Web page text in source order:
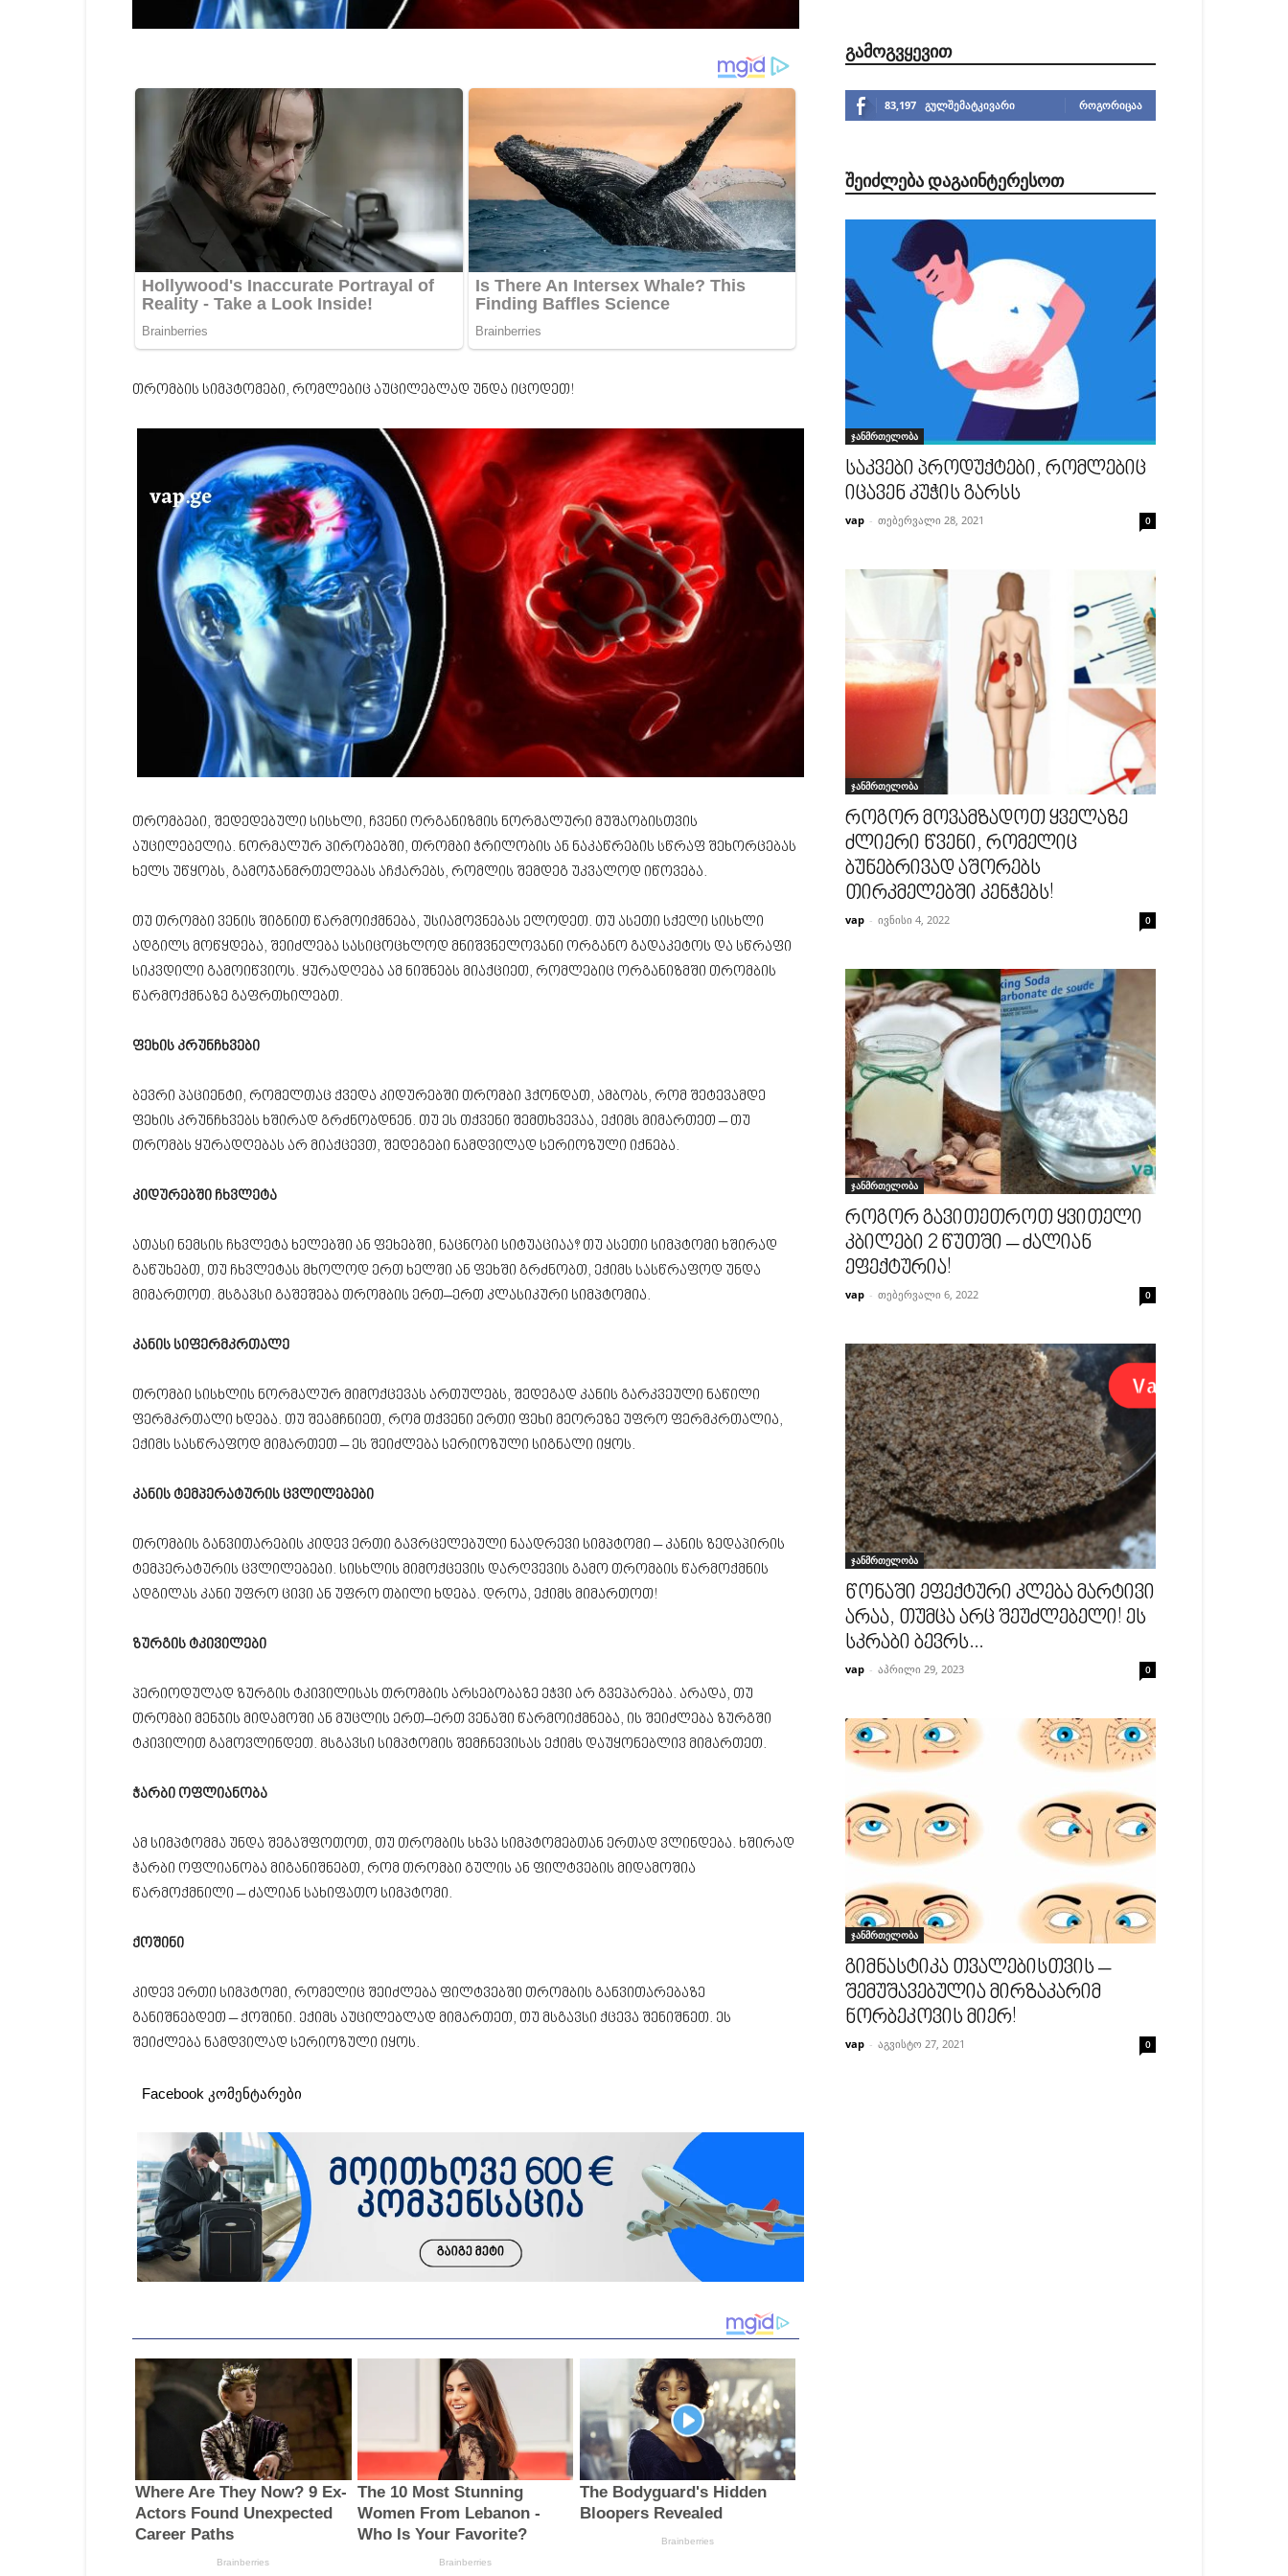
თრომბის სიმპტომები, რომლებიც აუცილებლად უნდა იცოდეთ!
თრომბები, შედედებული სისხლი, ჩვენი ორგანიზმის ნორმალური მუშაობისთვის
აუცილებელია. ნორმალურ პირობებში, თრომბი ჭრილობის ან ნაკაწრების სწრაფ შეხორცებას
ხელს უწყობს, გამოჯანმრთელებას აჩქარებს, რომლის შემდეგ უკვალოდ იწოვება.
თუ თრომბი ვენის შიგნით წარმოიქმნება, უსიამოვნებას ელოდეთ. თუ ასეთი სქელი სისხლი
ადგილს მოწყდება, შეიძლება სასიცოცხლოდ მნიშვნელოვანი ორგანო გადაკეტოს და სწრაფი
სიკვდილი გამოიწვიოს. ყურადღება ამ ნიშნებს მიაქციეთ, რომლებიც ორგანიზმში თრომბის
წარმოქმნაზე გაფრთხილებთ.
ფეხის კრუნჩხვები
ბევრი პაციენტი, რომელთაც ქვედა კიდურებში თრომბი ჰქონდათ, ამბობს, რომ შეტევამდე
ფეხის კრუნჩხვებს ხშირად გრძნობდნენ. თუ ეს თქვენი შემთხვევაა, ექიმს მიმართეთ – თუ
თრომბს ყურადღებას არ მიაქცევთ, შედეგები ნამდვილად სერიოზული იქნება.
კიდურებში ჩხვლეტა
ათასი ნემსის ჩხვლეტა ხელებში ან ფეხებში, ნაცნობი სიტუაციაა? თუ ასეთი სიმპტომი ხშირად
გაწუხებთ, თუ ჩხვლეტას მხოლოდ ერთ ხელში ან ფეხში გრძნობთ, ექიმს სასწრაფოდ უნდა
მიმართოთ. მსგავსი გაშეშება თრომბის ერთ–ერთ კლასიკური სიმპტომია.
კანის სიფერმკრთალე
თრომბი სისხლის ნორმალურ მიმოქცევას ართულებს, შედეგად კანის გარკვეული ნაწილი
ფერმკრთალი ხდება. თუ შეამჩნიეთ, რომ თქვენი ერთი ფეხი მეორეზე უფრო ფერმკრთალია,
ექიმს სასწრაფოდ მიმართეთ – ეს შეიძლება სერიოზული სიგნალი იყოს.
კანის ტემპერატურის ცვლილებები
თრომბის განვითარების კიდევ ერთი გავრცელებული ნაადრევი სიმპტომი – კანის ზედაპირის
ტემპერატურის ცვლილებები. სისხლის მიმოქცევის დარღვევის გამო თრომბის წარმოქმნის
ადგილას კანი უფრო ცივი ან უფრო თბილი ხდება. დროა, ექიმს მიმართოთ!
ზურგის ტკივილები
პერიოდულად ზურგის ტკივილისას თრომბის არსებობაზე ეჭვი არ გვეპარება. არადა, თუ
თრომბი მენჯის მიდამოში ან მუცლის ერთ–ერთ ვენაში წარმოიქმნება, ის შეიძლება ზურგში
ტკივილით გამოვლინდეთ. მსგავსი სიმპტომის შემჩნევისას ექიმს დაუყონებლივ მიმართეთ.
ჭარბი ოფლიანობა
ამ სიმპტომმა უნდა შეგაშფოთოთ, თუ თრომბის სხვა სიმპტომებთან ერთად ვლინდება. ხშირად
ჭარბი ოფლიანობა მიგანიშნებთ, რომ თრომბი გულის ან ფილტვების მიდამოშია
წარმოქმნილი – ძალიან სახიფათო სიმპტომი.
ქოშინი
კიდევ ერთი სიმპტომი, რომელიც შეიძლება ფილტვებში თრომბის განვითარებაზე
განიშნებდეთ – ქოშინი. ექიმს აუცილებლად მიმართეთ, თუ მსგავსი ქცევა შენიშნეთ. ეს
შეიძლება ნამდვილად სერიოზული იყოს.
Facebook კომენტარები
ᲒᲐᲛᲝᲒᲕᲧᲔᲕᲘᲗ
83,197 გულშემატკივარი ᲠᲝᲒᲝᲠᲘᲪᲐᲐ
ᲨᲔᲘᲫᲚᲔᲑᲐ ᲓᲐᲒᲐᲘᲜᲢᲔᲠᲔᲡᲝᲗ
ჯანმრთელობა
საკვები პროდუქტები, რომლებიც
იცავენ კუჭის გარსს
vap - თებერვალი 28, 2021 0
ჯანმრთელობა
როგორ მოვამზადოთ ყველაზე
ძლიერი წვენი, რომელიც
ბუნებრივად აშორებს
თირკმელებში კენჭებს!
vap - ივნისი 4, 2022 0
ჯანმრთელობა
როგორ გავითეთროთ ყვითელი
კბილები 2 წუთში – ძალიან
ეფექტურია!
vap - თებერვალი 6, 2022 0
ჯანმრთელობა
წონაში ეფექტური კლება მარტივი
არაა, თუმცა არც შეუძლებელი! ეს
სკრაბი ბევრს...
vap - აპრილი 29, 2023 0
ჯანმრთელობა
გიმნასტიკა თვალებისთვის –
შემუშავებულია მირზაკარიმ
ნორბეკოვის მიერ!
vap - აგვისტო 27, 2021 0